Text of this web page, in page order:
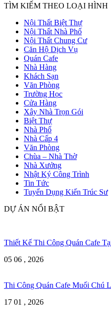
TÌM KIẾM THEO LOẠI HÌNH
Nội Thất Biệt Thự
Nội Thất Nhà Phố
Nội Thất Chung Cư
Căn Hộ Dịch Vụ
Quán Cafe
Nhà Hàng
Khách Sạn
Văn Phòng
Trường Học
Cửa Hàng
Xây Nhà Trọn Gói
Biệt Thự
Nhà Phố
Nhà Cấp 4
Văn Phòng
Chùa – Nhà Thờ
Nhà Xưởng
Nhật Ký Công Trình
Tin Tức
Tuyển Dụng Kiến Trúc Sư
DỰ ÁN NỔI BẬT
Thiết Kế Thi Công Quán Cafe
05 06 , 2026
Thi Công Quán Cafe Muối Chú
17 01 , 2026